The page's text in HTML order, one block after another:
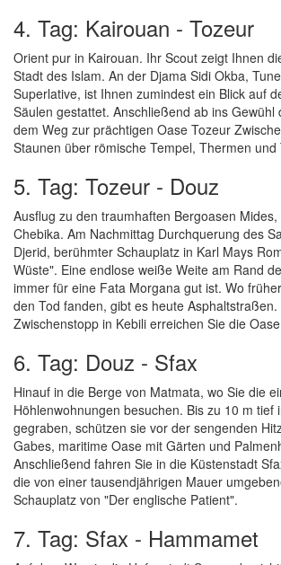
4. Tag: Kairouan - Tozeur
Orient pur in Kairouan. Ihr Scout zeigt Ihnen
Stadt des Islam. An der Djama Sidi Okba,
Superlative, ist Ihnen zumindest ein Blick auf
Säulen gestattet. Anschließend ab ins Gewühl
dem Weg zur prächtigen Oase Tozeur
Staunen über römische Tempel, Thermen und
5. Tag: Tozeur - Douz
Ausflug zu den traumhaften Bergoasen
Chebika. Am Nachmittag Durchquerung des
Djerid, berühmter Schauplatz in Karl Mays
Wüste". Eine endlose weiße Weite am Rand
immer für eine Fata Morgana gut ist. Wo
den Tod fanden, gibt es heute Asphaltstraßen.
Zwischenstopp in Kebili erreichen Sie die
6. Tag: Douz - Sfax
Hinauf in die Berge von Matmata, wo Sie die
Höhlenwohnungen besuchen. Bis zu 10 m tief
gegraben, schützen sie vor der sengenden
Gabes, maritime Oase mit Gärten und
Anschließend fahren Sie in die Küstenstadt
die von einer tausendjährigen Mauer
Schauplatz von "Der englische Patient".
7. Tag: Sfax - Hammamet